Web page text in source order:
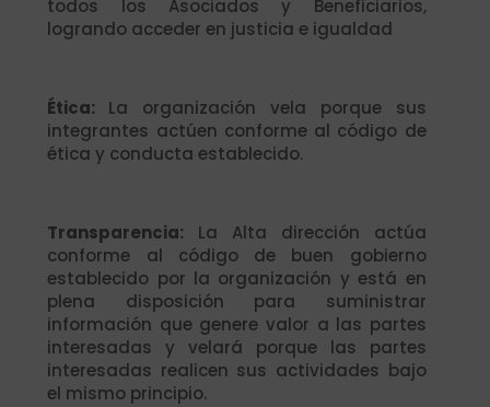
todos los Asociados y Beneficiarios,
logrando acceder en justicia e igualdad
Ética: La organización vela porque sus
integrantes actúen conforme al código de
ética y conducta establecido.
Transparencia: La Alta dirección actúa
conforme al código de buen gobierno
establecido por la organización y está en
plena disposición para suministrar
información que genere valor a las partes
interesadas y velará porque las partes
interesadas realicen sus actividades bajo
el mismo principio.